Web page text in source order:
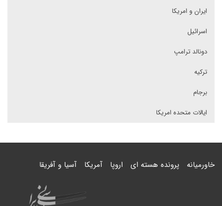
ایران و امریکا
اسرائیل
دونالد ترامپ
ترکیه
برجام
ایالات متحده امریکا
خاورمیانه پرونده هسته ای اروپا آمریکا آسیا و آفریقا